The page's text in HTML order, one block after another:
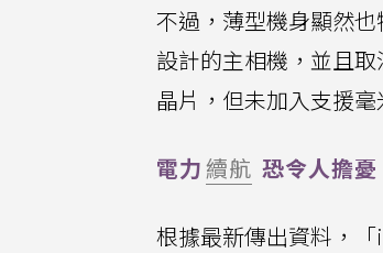
不過，薄型機身顯然
設計的主相機，並且
晶片，但未加入支援
電力續航 恐令人擔憂
根據最新傳出資料，